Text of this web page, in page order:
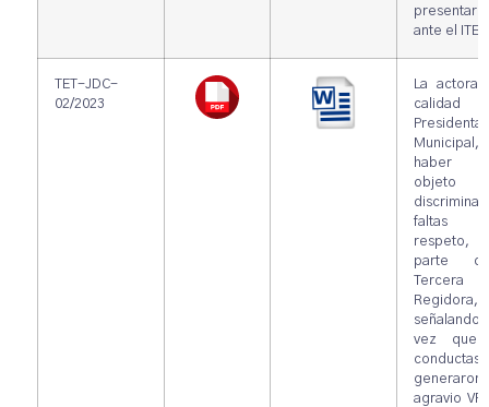
presentar
ante el ITE.
TET-JDC-
02/2023
La actora
Presidenta
Municipal,
haber
faltas
parte
Tercera
Regidora,
vez que
conductas
generaron
agravio